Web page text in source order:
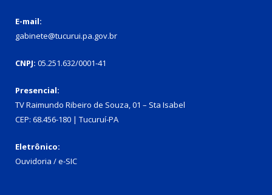
E-mail:
gabinete@tucurui.pa.gov.br
CNPJ: 05.251.632/0001-41
Presencial:
TV Raimundo Ribeiro de Souza, 01 – Sta Isabel
CEP: 68.456-180 | Tucuruí-PA
Eletrônico:
Ouvidoria /e-SIC